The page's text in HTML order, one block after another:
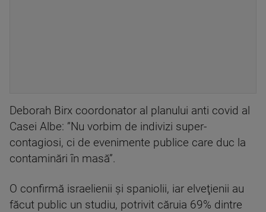
Deborah Birx coordonator al planului anti covid al
Casei Albe: ”Nu vorbim de indivizi super-
contagiosi, ci de evenimente publice care duc la
contaminări în masă”.
O confirmă israelienii şi spaniolii, iar elveţienii au
făcut public un studiu, potrivit căruia 69% dintre